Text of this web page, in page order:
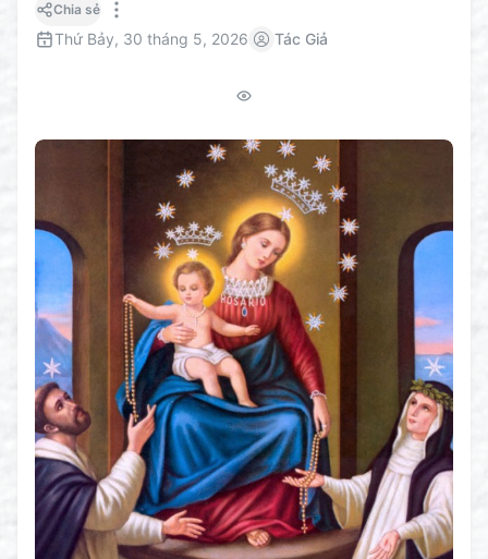
Chia sẻ
Thứ Bảy, 30 tháng 5, 2026 Tác Giả